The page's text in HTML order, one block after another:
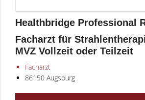
Healthbridge Professional
Facharzt für
MVZ Vollzeit oder Teilzeit
Facharzt
86150 Augsburg